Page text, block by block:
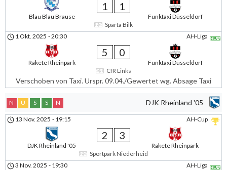
Blau Blau Brause
1 1
Funktaxi Düsseldorf
Sparta Bilk
AH-Liga
1 Okt. 2025 -20:30
Rakete Rheinpark
5 0
Funktaxi Düsseldorf
CfR Links
Verschoben von Taxi. Urspr. 09.04./Gewertet wg. Absage Taxi
DJK Rheinland '05
N U S S N
AH-Cup
13 Nov. 2025 - 19:15
DJK Rheinland '05
2 3
Rakete Rheinpark
Sportpark Niederheid
AH-Liga
3 Nov. 2025 - 19:30